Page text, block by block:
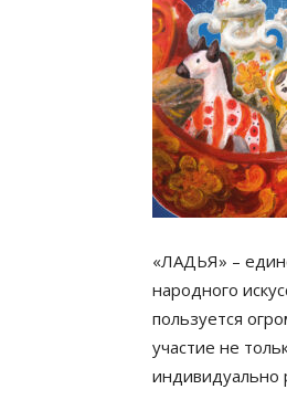
«ЛАДЬЯ» –
народного
пользуется
участие не
индивидуально